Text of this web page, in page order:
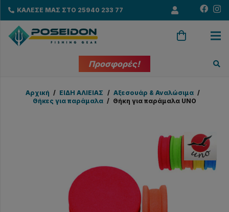
ΚΑΛΕΣΕ ΜΑΣ ΣΤΟ 25940 233 77
Προσφορές!
Αρχική / EΙΔΗ ΑΛΙΕΙΑΣ / Αξεσουάρ & Αναλώσιμα /
Θήκες για παράμαλα / Θήκη για παράμαλα UNO